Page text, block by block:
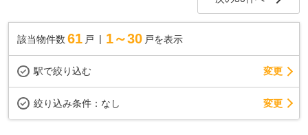
該当物件数 61 戸 1～30 戸を表示
駅で絞り込む 変更
絞り込み条件： なし 変更